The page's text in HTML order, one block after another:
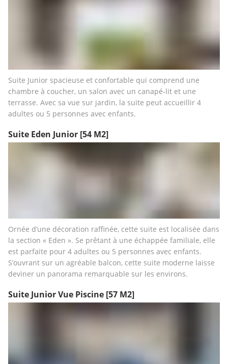
Suite Junior spacieuse et confortable qui comprend une
chambre à coucher, un salon avec un canapé-lit et une
terrasse. Avec sa vue sur jardin, la suite peut accueillir 4
adultes ou 5 personnes avec enfants.
Suite Eden Junior [54 M2]
Ornée d’une décoration raffinée, cette suite est localisée dans
la section « Eden ». Se prêtant à une échappée familiale, elle
est parfaite pour 4 adultes ou 5 personnes avec enfants.
S’ouvrant sur un agréable balcon, cette suite moderne laisse
deviner un panorama remarquable sur les environs.
Suite Junior Vue Piscine [57 M2]